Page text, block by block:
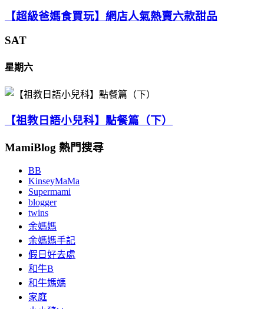
【超級爸媽食買玩】網店人氣熱賣六款甜品
SAT
星期六
【祖教日語小兒科】點餐篇（下）
MamiBlog 熱門搜尋
BB
KinseyMaMa
Supermami
blogger
twins
余媽媽
余媽媽手記
假日好去處
和牛B
和牛媽媽
家庭